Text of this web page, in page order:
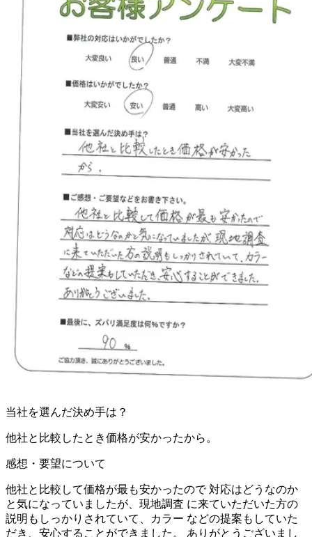
当社を選んだ決め手は？
他社と比較したとき価格が安かったから。
感想・要望について
他社と比較して価格が最も安かったので 対応はどうなのか
と気になっていましたが、現地調査 に来ていただいた方の
説明もしっかりされていて、カラー などの提案もしていた
だき、安心することができました。 ありがとうございまし